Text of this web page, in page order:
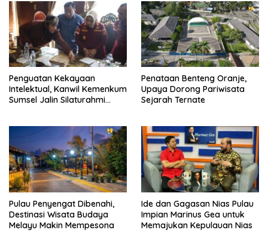
Penguatan Kekayaan
Intelektual, Kanwil Kemenkum
Sumsel Jalin Silaturahmi
Penataan Benteng Oranje,
Upaya Dorong Pariwisata
Sejarah Ternate
Pulau Penyengat Dibenahi,
Destinasi Wisata Budaya
Melayu Makin Mempesona
Ide dan Gagasan Nias Pulau
Impian Marinus Gea untuk
Memajukan Kepulauan Nias